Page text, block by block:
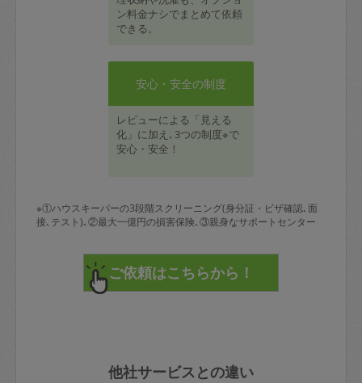
ン料金ナシでまとめて依頼
できる。
安心・安全の制度
レビューによる「見える
化」に加え､3つの制度※で
安心・安全！
※①ハウスキーパーの3段階スクリーニング(身分証・ビザ確認､面
接､テスト)､②最大一億円の損害保険､③親身なサポートセンター
他社サービスとの違い